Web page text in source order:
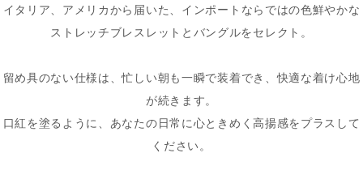
イタリア、アメリカから届いた、インポートならではの色鮮やかな
ストレッチブレスレットとバングルをセレクト。
留め具のない仕様は、忙しい朝も一瞬で装着でき、快適な着け心地
が続きます。
口紅を塗るように、あなたの日常に心ときめく高揚感をプラスして
ください。